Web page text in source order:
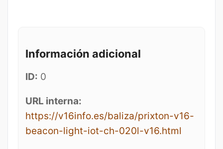
Información adicional
ID: 0
URL interna:
https://v16info.es/baliza/prixton-v16-
beacon-light-iot-ch-020l-v16.html